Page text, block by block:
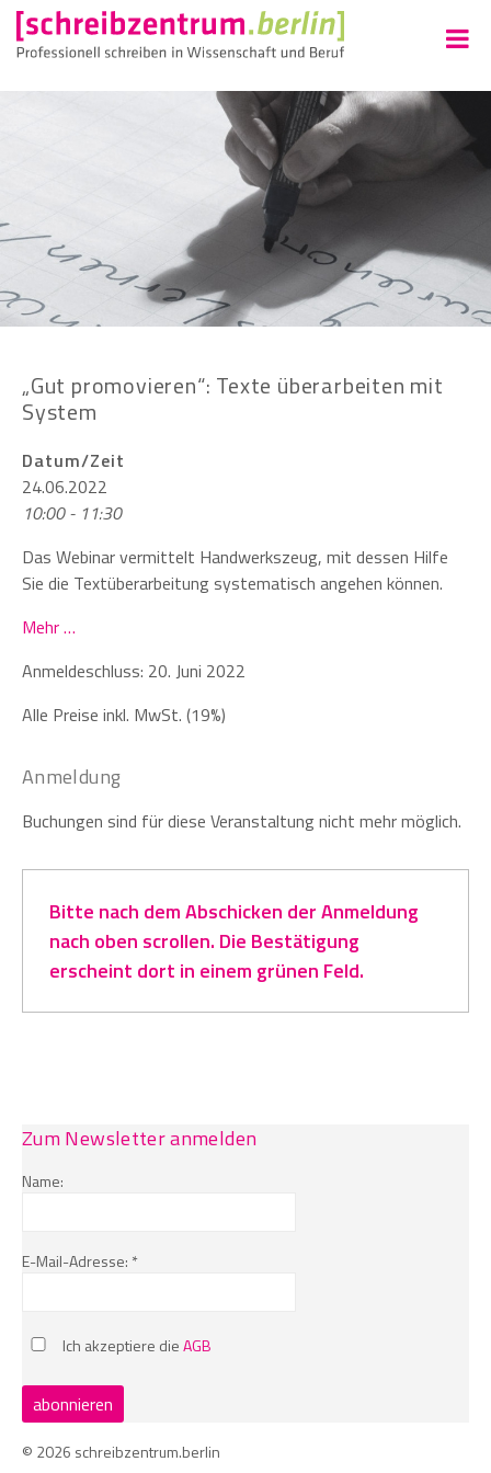
„Gut promovieren“: Texte überarbeiten mit
System
Datum/Zeit
24.06.2022
10:00 - 11:30
Das Webinar vermittelt Handwerkszeug, mit dessen Hilfe
Sie die Textüberarbeitung systematisch angehen können.
Mehr …
Anmeldeschluss: 20. Juni 2022
Alle Preise inkl. MwSt. (19%)
Anmeldung
Buchungen sind für diese Veranstaltung nicht mehr möglich.
Bitte nach dem Abschicken der Anmeldung
nach oben scrollen. Die Bestätigung
erscheint dort in einem grünen Feld.
Zum Newsletter anmelden
Name:
E-Mail-Adresse: *
Ich akzeptiere dieAGB
© 2026 schreibzentrum.berlin